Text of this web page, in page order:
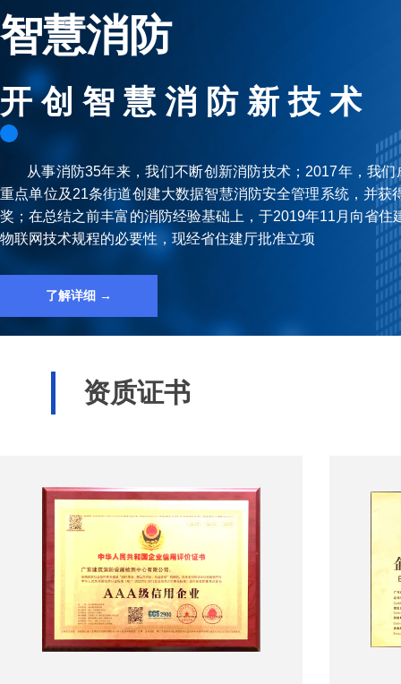
智慧消防
开 创 智 慧 消 防 新 技 术
从事消防35年来，我们不断创新消防技术；2017年，我们
重点单位及21条街道创建⼤数据智慧消防安全管理系统，并获
奖；在总结之前丰富的消防经验基础上，于2019年11⽉向省住
物联⽹技术规程的必要性，现经省住建厅批准⽴项
了解详细 →
资质证书